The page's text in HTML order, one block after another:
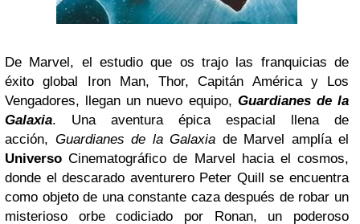
De Marvel, el estudio que os trajo las franquicias de
éxito global Iron Man, Thor, Capitán América y Los
Vengadores, llegan un nuevo equipo, Guardianes de la
Galaxia. Una aventura épica espacial llena de
acción, Guardianes de la Galaxia de Marvel amplía el
Universo Cinematográfico de Marvel hacia el cosmos,
donde el descarado aventurero Peter Quill se encuentra
como objeto de una constante caza después de robar un
misterioso orbe codiciado por Ronan, un poderoso